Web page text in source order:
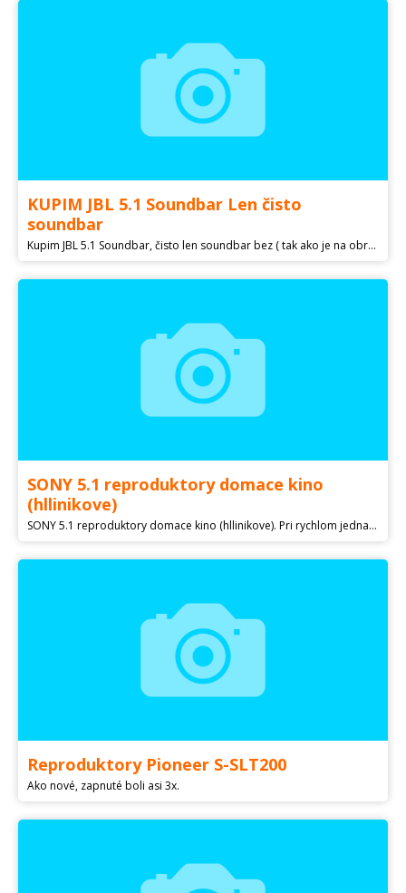
KUPIM JBL 5.1 Soundbar Len čisto
soundbar
Kupim JBL 5.1 Soundbar, čisto len soundbar bez ( tak ako je na obrazku ) subwoferu kablou, dialkoveho a ostatneho prislusenstva, mam len subwofer a ostatne prislusenstvo a zhanam len bar aby som mohol skompletizovat supravu. Pokial sa niekto najde komu odisiel subwoofer a ostal mu bar, piste! :D
SONY 5.1 reproduktory domace kino
(hllinikove)
SONY 5.1 reproduktory domace kino (hllinikove). Pri rychlom jednani dohoda možná.
Reproduktory Pioneer S-SLT200
Ako nové, zapnuté boli asi 3x.